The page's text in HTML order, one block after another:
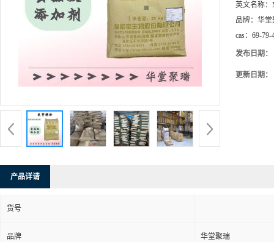
英文名称：
品牌： 华堂
cas： 69-79-
发布日期：
更新日期：
产品详请
货号
品牌 华堂聚瑞